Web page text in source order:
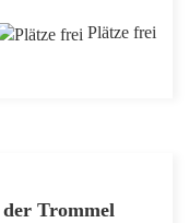
Plätze frei
Trommel